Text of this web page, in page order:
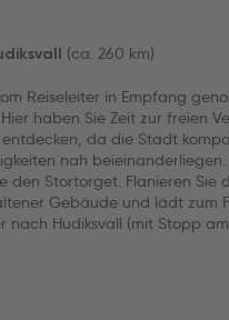
(ca. 260 km)
Reiseleiter in Empfang
haben Sie Zeit zur freien
da die Stadt
nah beieinanderliegen.
Stortorget. Flanieren Sie
Gebäude und lädt zum
Hudiksvall (mit Stopp